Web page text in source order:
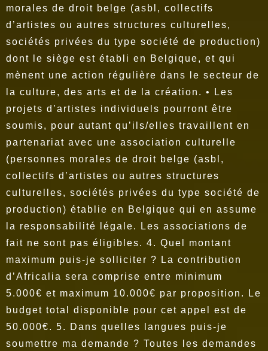
morales de droit belge (asbl, collectifs
d’artistes ou autres structures culturelles,
sociétés privées du type société de production)
dont le siège est établi en Belgique, et qui
mènent une action régulière dans le secteur de
la culture, des arts et de la création. • Les
projets d’artistes individuels pourront être
soumis, pour autant qu’ils/elles travaillent en
partenariat avec une association culturelle
(personnes morales de droit belge (asbl,
collectifs d’artistes ou autres structures
culturelles, sociétés privées du type société de
production) établie en Belgique qui en assume
la responsabilité légale. Les associations de
fait ne sont pas éligibles. 4. Quel montant
maximum puis-je solliciter ? La contribution
d’Africalia sera comprise entre minimum
5.000€ et maximum 10.000€ par proposition. Le
budget total disponible pour cet appel est de
50.000€. 5. Dans quelles langues puis-je
soumettre ma demande ? Toutes les demandes